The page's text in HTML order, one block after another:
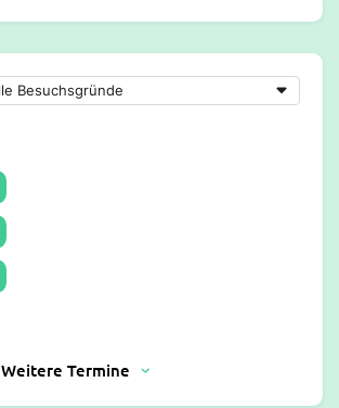
Weitere Termine